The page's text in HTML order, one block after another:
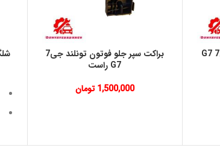
شلگير جلو فوتون تونلند جی7 G7
براكت سپر جلو فوتون تونلند جی7
G7 راست
1,500,000 تومان